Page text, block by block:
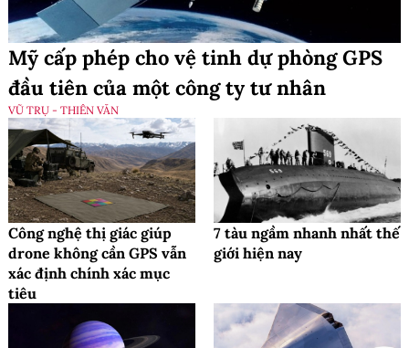
Mỹ cấp phép cho vệ tinh dự phòng GPS
đầu tiên của một công ty tư nhân
VŨ TRỤ - THIÊN VĂN
Công nghệ thị giác giúp
drone không cần GPS vẫn
xác định chính xác mục
tiêu
7 tàu ngầm nhanh nhất thế
giới hiện nay